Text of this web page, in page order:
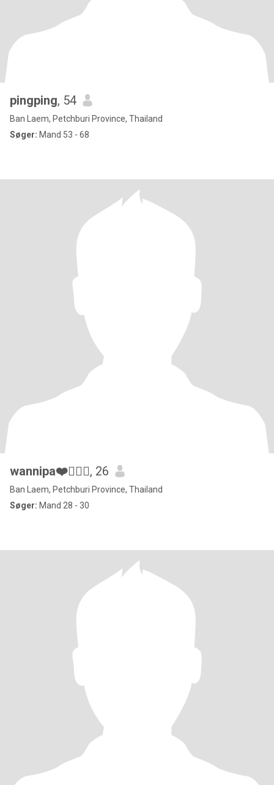
pingping, 54
Ban Laem, Petchburi Province, Thailand
Søger: Mand 53 - 68
wannipa❤️👱🏻‍♀️, 26
Ban Laem, Petchburi Province, Thailand
Søger: Mand 28 - 30